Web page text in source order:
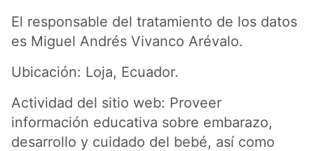
El responsable del tratamiento de los datos
es Miguel Andrés Vivanco Arévalo.
Ubicación: Loja, Ecuador.
Actividad del sitio web: Proveer
información educativa sobre embarazo,
desarrollo y cuidado del bebé, así como